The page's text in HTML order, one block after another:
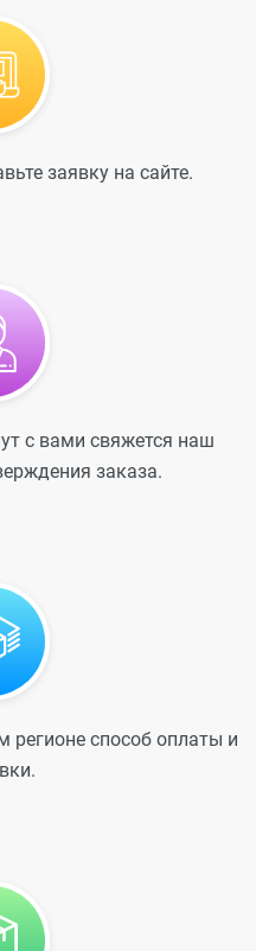
заявку на сайте.
с вами свяжется наш
заказа.
регионе способ оплаты и